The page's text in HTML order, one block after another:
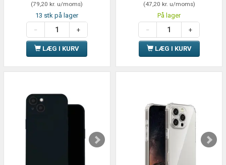
(79,20 kr. u/moms)
13 stk på lager
LÆG I KURV
(47,20 kr. u/moms)
På lager
LÆG I KURV